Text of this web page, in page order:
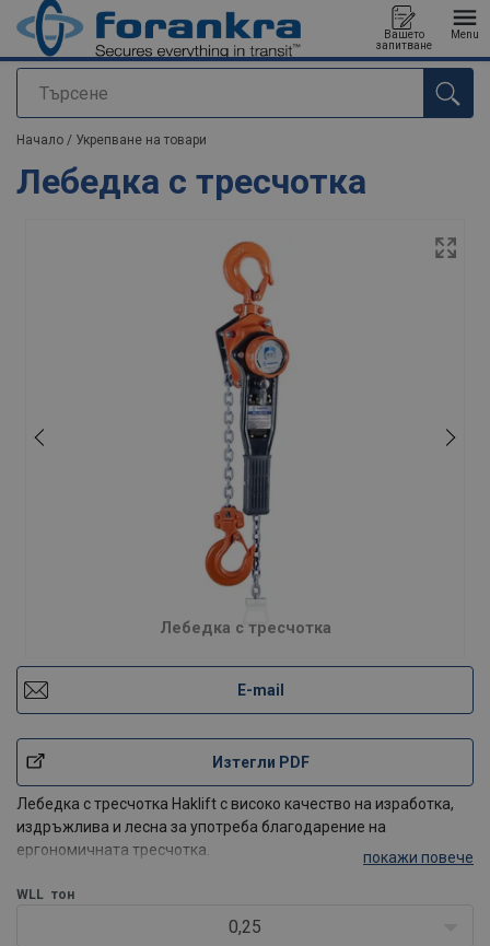
Търсене
Вашето
запитване
Menu
е добавен към вашето запитване
Начало / Укрепване на товари
Лебедка с тресчотка
Лебедка с тресчотка
E-mail
Изтегли PDF
Лебедка с тресчотка Haklift с високо качество на изработка,
издръжлива и лесна за употреба благодарение на
ергономичната тресчотка.
веригата е 3 м. Други дължини на веригата могат да се
покажи повече
WLL тон
0,25